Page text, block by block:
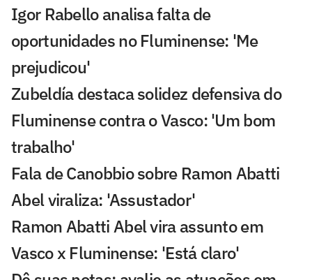
Igor Rabello analisa falta de
oportunidades no Fluminense: 'Me
prejudicou'
Zubeldía destaca solidez defensiva do
Fluminense contra o Vasco: 'Um bom
trabalho'
Fala de Canobbio sobre Ramon Abatti
Abel viraliza: 'Assustador'
Ramon Abatti Abel vira assunto em
Vasco x Fluminense: 'Está claro'